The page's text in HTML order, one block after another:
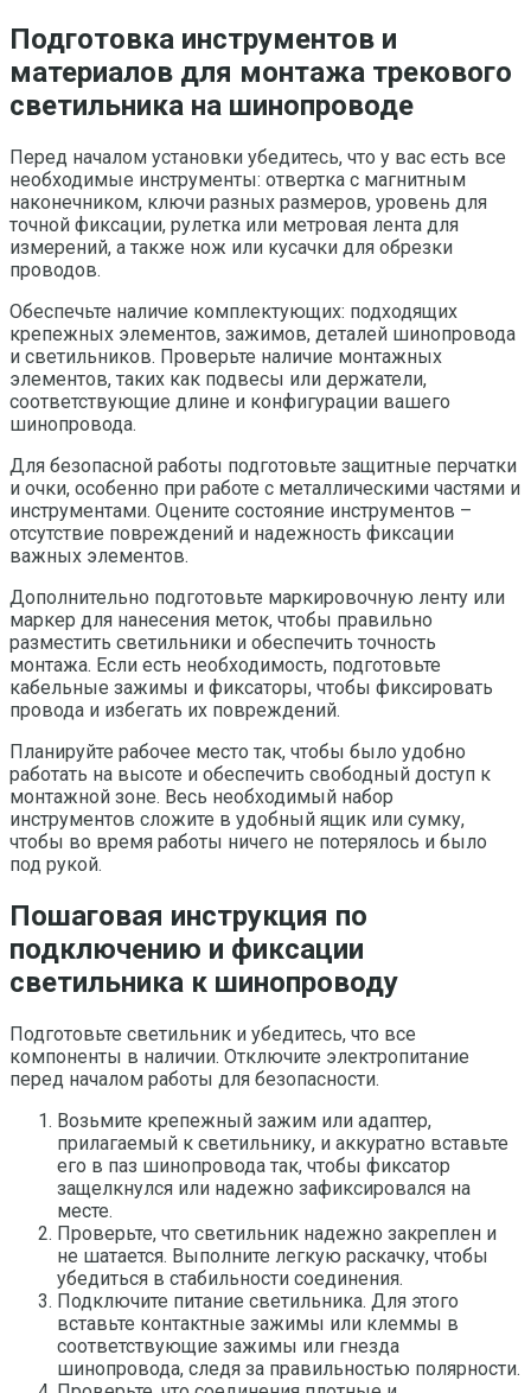
Подготовка инструментов и
материалов для монтажа трекового
светильника на шинопроводе
Перед началом установки убедитесь, что у вас есть все
необходимые инструменты: отвертка с магнитным
наконечником, ключи разных размеров, уровень для
точной фиксации, рулетка или метровая лента для
измерений, а также нож или кусачки для обрезки
проводов.
Обеспечьте наличие комплектующих: подходящих
крепежных элементов, зажимов, деталей шинопровода
и светильников. Проверьте наличие монтажных
элементов, таких как подвесы или держатели,
соответствующие длине и конфигурации вашего
шинопровода.
Для безопасной работы подготовьте защитные перчатки
и очки, особенно при работе с металлическими частями и
инструментами. Оцените состояние инструментов –
отсутствие повреждений и надежность фиксации
важных элементов.
Дополнительно подготовьте маркировочную ленту или
маркер для нанесения меток, чтобы правильно
разместить светильники и обеспечить точность
монтажа. Если есть необходимость, подготовьте
кабельные зажимы и фиксаторы, чтобы фиксировать
провода и избегать их повреждений.
Планируйте рабочее место так, чтобы было удобно
работать на высоте и обеспечить свободный доступ к
монтажной зоне. Весь необходимый набор
инструментов сложите в удобный ящик или сумку,
чтобы во время работы ничего не потерялось и было
под рукой.
Пошаговая инструкция по
подключению и фиксации
светильника к шинопроводу
Подготовьте светильник и убедитесь, что все
компоненты в наличии. Отключите электропитание
перед началом работы для безопасности.
Возьмите крепежный зажим или адаптер,
прилагаемый к светильнику, и аккуратно вставьте
его в паз шинопровода так, чтобы фиксатор
защелкнулся или надежно зафиксировался на
месте.
Проверьте, что светильник надежно закреплен и
не шатается. Выполните легкую раскачку, чтобы
убедиться в стабильности соединения.
Подключите питание светильника. Для этого
вставьте контактные зажимы или клеммы в
соответствующие зажимы или гнезда
шинопровода, следя за правильностью полярности.